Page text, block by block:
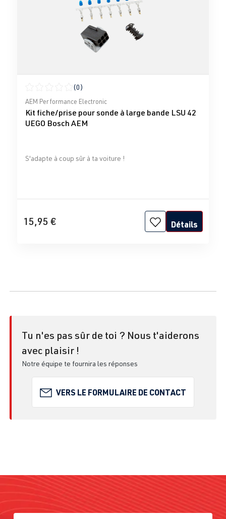
Note moyenne de 0 sur 5 étoiles
(0)
AEM Performance Electronic
Kit fiche/prise pour sonde à large bande LSU 42
UEGO Bosch AEM
S'adapte à coup sûr à ta voiture !
15,95 € Détails
Tu n'es pas sûr de toi ? Nous t'aiderons
avec plaisir !
Notre équipe te fournira les réponses
VERS LE FORMULAIRE DE CONTACT